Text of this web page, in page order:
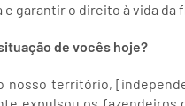
garantir o direito à vida
de vocês hoje?
nosso território,